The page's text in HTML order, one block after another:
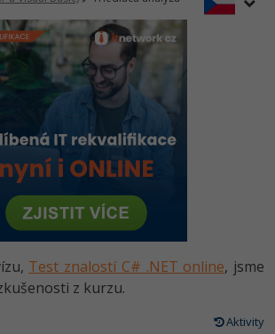
zdarma
inteligence v praxi
analýza v praxi
programování
programování - OOP
inteligence
CSS3, Bootstrap, SEO
databáze
dle technologií
profesí
programátor
WWW aplikací
programátor
end developer
mobilních aplikací
na AI a bigdata
programování
-80%
-80%
-80%
Test znalostí C# .NET online, jsme
z kurzu.
Aktivity